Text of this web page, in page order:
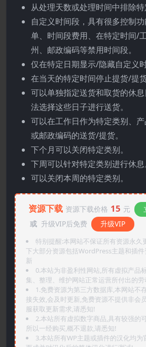
从处理天数或处理时间中排除
自定义时间段，具有很多控制
单、时间段费用、在特定时间/
州、邮政编码等禁用时间段。
仅在特定日期显示/隐藏自定义
在当天的特定时间停止提货/提货
可以单独指定送货和取货的休
法选择这些日子进行送货。
可以在工作日作为特定类别、
或邮政编码的送货/提货。
下个月可以关闭特定类别。
下周可以针对特定类别进行休息
可以关闭本周的特定类别。
资源下载 资源下载价格 15 元
或 升级VIP后免费 升级VIP
特别提醒:本网站不保证所有资源永久
下大部分资源包括WordPress主题和插
新
0.本站为非盈利性网站,所有虚拟产品
集、整理、维护网站正常运营所付出的劳
1.免费资源为第三方数据库,本网站不
接失效,会及时更新,免费资源不提供非会
服获取更新需求,请悉知!
2.本站所有虚拟数字商品,具有较强的
所以一经购买,概不退款,请悉知!
3.本站所有WP主题或插件的汉化均